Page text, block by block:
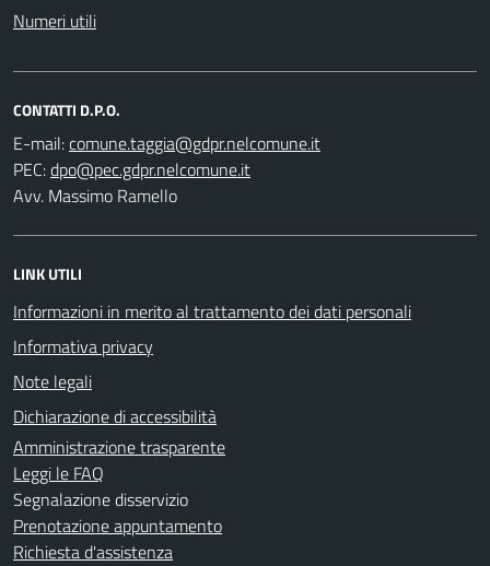
Numeri utili
CONTATTI D.P.O.
E-mail:
PEC:
Avv. Massimo Ramello
LINK UTILI
Informazioni in merito al trattamento dei dati personali
Informativa privacy
Note legali
Dichiarazione di accessibilità
Amministrazione trasparente
Leggi le FAQ
Segnalazione disservizio
Prenotazione appuntamento
Richiesta d'assistenza